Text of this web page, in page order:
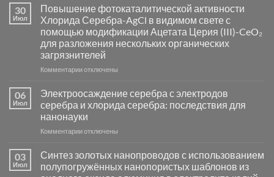
Пламенный
синтез
катализаторов
и
сенсоров
на
основе
группы
30
Июл
Повышение фотокаталитической активности
Хлорида Серебра-AgCl в видимом свете с
помощью модификации Ацетата Церия (III)-CeO₂
для разложения нескольких органических
загрязнителей
Комментариик
фотокаталитической
активности
Хлорида
Серебра-
в
видимом
свете
отключены
06
Июл
Электроосаждение серебра с электродов
серебра и хлорида серебра: последствия для
нанонауки
Комментариик
серебра
с
отключены
03
Июл
Синтез золотых нанопроводов с использованием
полупогружённых нанопористых шаблонов из